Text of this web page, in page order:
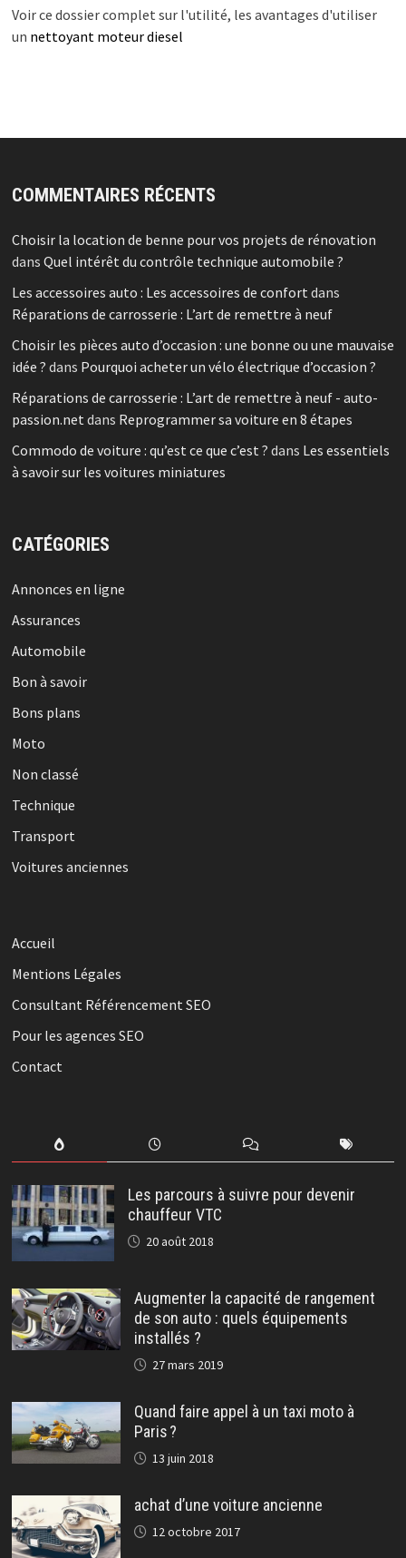
Voir ce dossier complet sur l'utilité, les avantages d'utiliser
un nettoyant moteur diesel
COMMENTAIRES RÉCENTS
Choisir la location de benne pour vos projets de rénovation
dans Quel intérêt du contrôle technique automobile ?
Les accessoires auto : Les accessoires de confort dans
Réparations de carrosserie : L’art de remettre à neuf
Choisir les pièces auto d’occasion : une bonne ou une mauvaise
idée ? dans Pourquoi acheter un vélo électrique d’occasion ?
Réparations de carrosserie : L’art de remettre à neuf - auto-
passion.net dans Reprogrammer sa voiture en 8 étapes
Commodo de voiture : qu’est ce que c’est ? dans Les essentiels
à savoir sur les voitures miniatures
CATÉGORIES
Annonces en ligne
Assurances
Automobile
Bon à savoir
Bons plans
Moto
Non classé
Technique
Transport
Voitures anciennes
Accueil
Mentions Légales
Consultant Référencement SEO
Pour les agences SEO
Contact
Les parcours à suivre pour devenir
chauffeur VTC
20 août 2018
Augmenter la capacité de rangement
de son auto : quels équipements
installés ?
27 mars 2019
Quand faire appel à un taxi moto à
Paris ?
13 juin 2018
achat d’une voiture ancienne
12 octobre 2017